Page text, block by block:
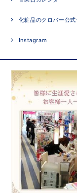
化粧品のクロバー公式
Instagram